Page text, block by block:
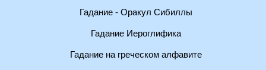
Гадание - Оракул Сибиллы
Гадание Иероглифика
Гадание на греческом алфавите